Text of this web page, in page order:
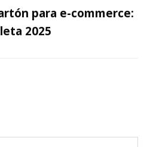
para e-commerce:
2025